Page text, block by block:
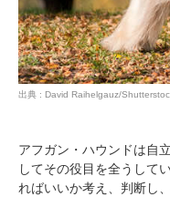
出典 : David Raihelgauz/
アフガン・ハウンドは自
してその役目を全うして
ればいいか考え、判断し